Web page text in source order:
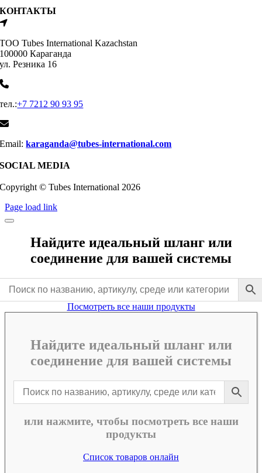
КОНТАКТЫ
ТОО Tubes International Kazachstan
100000 Караганда
ул. Резника 16
тел.:+7 7212 90 93 95
Email:karaganda@tubes-international.com
SOCIAL MEDIA
Copyright © Tubes International 2026
Page load link
Найдите идеальный шланг или
соединение для вашей системы
Посмотреть все наши продукты
Найдите идеальный шланг или
соединение для вашей системы
или нажмите, чтобы посмотреть все наши
продукты
Список товаров онлайн